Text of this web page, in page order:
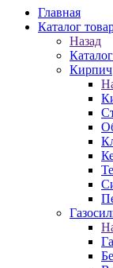
Главная
Каталог
Назад
Кирпич